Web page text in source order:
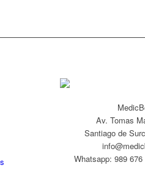
Av. Tomas
Santiago de
Whatsapp: 989